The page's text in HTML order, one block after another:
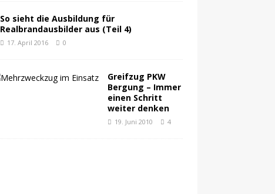
So sieht die Ausbildung für
Realbrandausbilder aus (Teil 4)
17. April 2016 0
Greifzug PKW
Bergung – Immer
einen Schritt
weiter denken
19. Juni 2010 4